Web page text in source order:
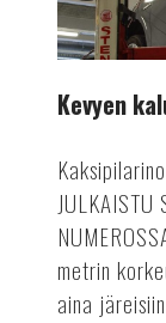
Kevyen
JULKAISTU
metrin
aina